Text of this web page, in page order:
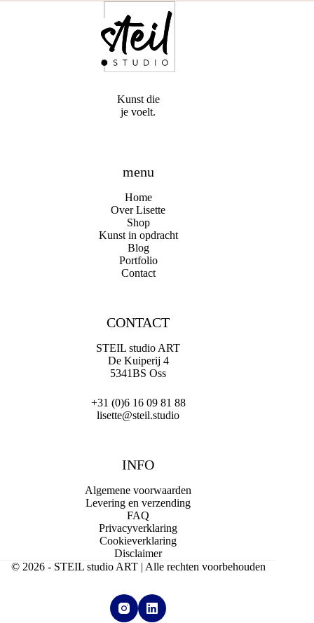
Kunst die
je voelt.
menu
Home
Over Lisette
Shop
Kunst in opdracht
Blog
Portfolio
Contact
CONTACT
STEIL studio ART
De Kuiperij 4
5341BS Oss
+31 (0)6 16 09 81 88
lisette@steil.studio
INFO
Algemene voorwaarden
Levering en verzending
FAQ
Privacyverklaring
Cookieverklaring
Disclaimer
© 2026 - STEIL studio ART | Alle rechten voorbehouden